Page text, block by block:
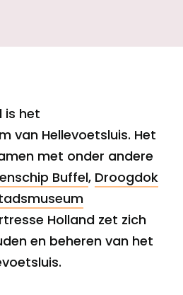
is het
van Hellevoetsluis. Het
met onder andere
Buffel, Droogdok
Holland zet zich
en beheren van het